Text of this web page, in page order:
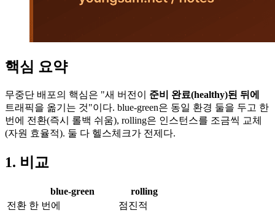
핵심 요약
무중단 배포의 핵심은 "새 버전이 준비 완료(healthy)된 뒤에
트래픽을 옮기는 것"이다. blue-green은 동일 환경 둘을 두고 한
번에 전환(즉시 롤백 쉬움), rolling은 인스턴스를 조금씩 교체
(자원 효율적). 둘 다 헬스체크가 전제다.
1. 비교
blue-green
rolling
전환 한 번에
점진적